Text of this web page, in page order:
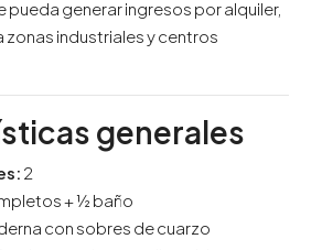
pueda generar ingresos por alquiler,
zonas industriales y centros
generales
2
+ ½ baño
con sobres de cuarzo